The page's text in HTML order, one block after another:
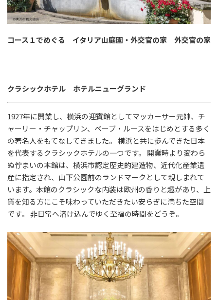
コース１でめぐる イタリア山庭園・外交官の家 外交官の家
クラシックホテル ホテルニューグランド
1927年に開業し、横浜の迎賓館としてマッカーサー元帥、チ
ャーリー・チャップリン、ベーブ・ルースをはじめとする多く
の著名人をもてなしてきました。 横浜と共に歩んできた日本
を代表するクラシックホテルの一つです。 開業時より変わら
ぬ佇まいの本館は、横浜市認定歴史的建造物、近代化産業遺
産に指定され、山下公園前のランドマークとして親しまれて
います。本館のクラシックな内装は欧州の香りと趣があり、上
質を知る方にこそ味わっていただきたい安らぎに満ちた空間
です。 非日常へ溶け込んでゆく至福の時間をどうぞ。